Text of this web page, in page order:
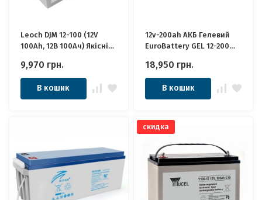
Leoch DJM 12-100 (12V
100Ah, 12В 100Ач) Якісні
Інвертора, ДБЖ, Панелей
Сонячних
9,970 грн.
В кошик
12v-200ah АКБ Гелевий
EuroBattery GEL 12-200
ідеально для Котла,
Інвертора, ДБЖ, Панелей
Сонячних
18,950 грн.
В кошик
скидка